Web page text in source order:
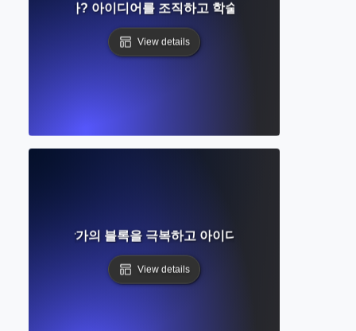
란 무엇인가? 아이디어를 조직하고 학술 작문을 구조화하는
View details
엇인가? 작가의 블록을 극복하고 아이디어를 생성하는 효과
View details